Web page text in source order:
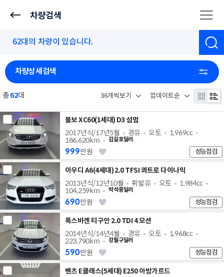
차량검색
차량상세검색
총62대
볼보 XC60(1세대) D3 섬멈
2017년식/17년5월 경유 오토 1,969cc
186,620km 김길호딜러
성능점검
999만원
아우디 A6(4세대) 2.0 TFSI 콰트로 다이나믹
2013년식/12년10월 휘발유 오토 1,984cc
104,259km 박석중딜러
성능점검
690만원
폭스바겐 티구안 2.0 TDI 4 모션
2014년식/14년4월 경유 오토 1,968cc
223,790km 강필구딜러
성능점검
590만원
벤츠 E클래스(5세대) E250 아방가르드